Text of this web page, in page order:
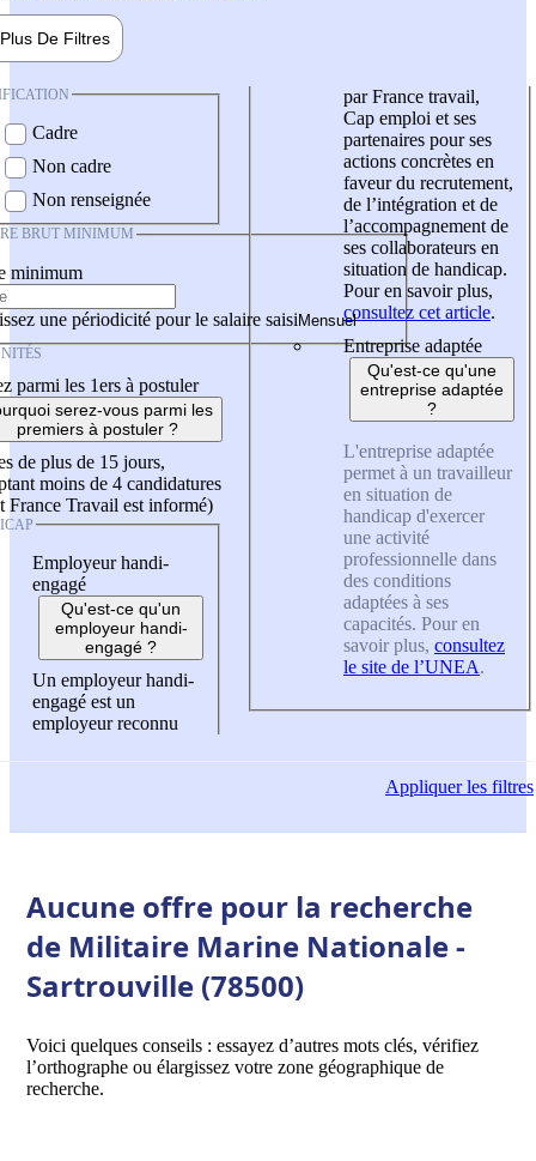
Plus De Filtres
Cadre
Non cadre
Non renseignée
BRUT MINIMUM
minimum
une périodicité pour le salaire saisi
parmi les 1ers à postuler
serez-vous parmi les
premiers à postuler ?
de plus de 15 jours,
moins de 4 candidatures
France Travail est informé)
Employeur handi-
engagé
Qu'est-ce qu'un
employeur handi-
engagé ?
Un employeur handi-
engagé est un
employeur reconnu
par France travail,
Cap emploi et ses
partenaires pour ses
actions concrètes en
faveur du recrutement,
de l’intégration et de
l’accompagnement de
ses collaborateurs en
situation de handicap.
Pour en savoir plus,
consultez cet article.
Entreprise adaptée
Qu'est-ce qu'une
entreprise adaptée
?
L'entreprise adaptée
permet à un travailleur
en situation de
handicap d'exercer
une activité
professionnelle dans
des conditions
adaptées à ses
capacités. Pour en
savoir plus, consultez
le site de l’UNEA.
Appliquerles filtres
Aucune offre pour la recherche
de Militaire Marine Nationale -
Sartrouville (78500)
Voici quelques conseils : essayez d’autres mots clés, vérifiez
l’orthographe ou élargissez votre zone géographique de
recherche.